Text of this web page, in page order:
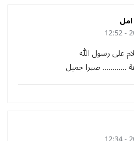
على رسول الله
............ صبرا جميل